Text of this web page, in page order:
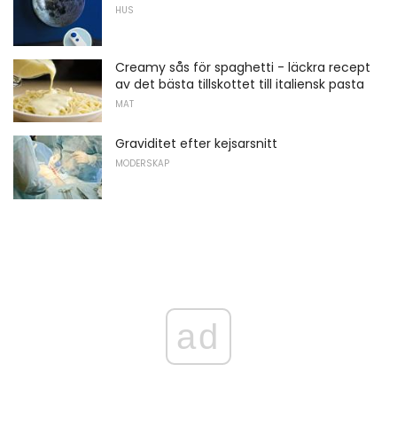
HUS
Creamy sås för spaghetti - läckra recept
av det bästa tillskottet till italiensk pasta
MAT
Graviditet efter kejsarsnitt
MODERSKAP
ad